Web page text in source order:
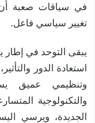
في سياقات صعبة
تغيير سياسي فاعل.
يبقى التوحد في
استعادة الدور
وتنظيمي عميق
والتكنولوجية
الجديدة، ويرسي